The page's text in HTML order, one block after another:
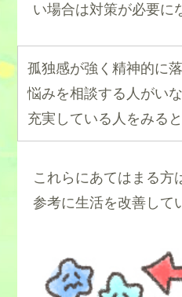
い場合は対策が必要に
孤独感が強く精神的に
悩みを相談する人がい
充実している人をみる
これらにあてはまる方
参考に生活を改善して